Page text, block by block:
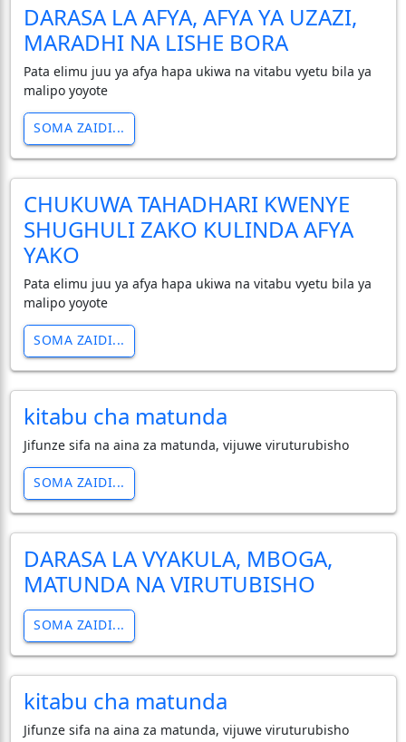
DARASA LA AFYA, AFYA YA UZAZI,
MARADHI NA LISHE BORA
Pata elimu juu ya afya hapa ukiwa na vitabu vyetu bila ya
malipo yoyote
SOMA ZAIDI...
CHUKUWA TAHADHARI KWENYE
SHUGHULI ZAKO KULINDA AFYA
YAKO
Pata elimu juu ya afya hapa ukiwa na vitabu vyetu bila ya
malipo yoyote
SOMA ZAIDI...
kitabu cha matunda
Jifunze sifa na aina za matunda, vijuwe viruturubisho
SOMA ZAIDI...
DARASA LA VYAKULA, MBOGA,
MATUNDA NA VIRUTUBISHO
SOMA ZAIDI...
kitabu cha matunda
Jifunze sifa na aina za matunda, vijuwe viruturubisho